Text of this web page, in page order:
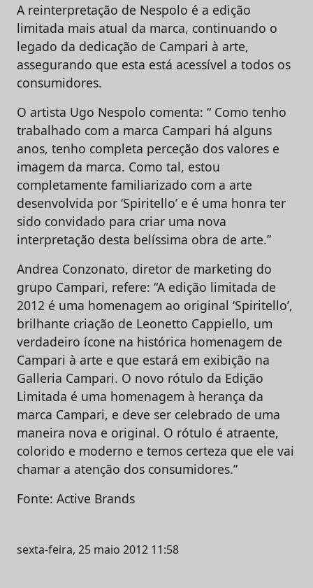
A reinterpretação de Nespolo é a edição
limitada mais atual da marca, continuando o
legado da dedicação de Campari à arte,
assegurando que esta está acessível a todos os
consumidores.
O artista Ugo Nespolo comenta: “ Como tenho
trabalhado com a marca Campari há alguns
anos, tenho completa perceção dos valores e
imagem da marca. Como tal, estou
completamente familiarizado com a arte
desenvolvida por ‘Spiritello’ e é uma honra ter
sido convidado para criar uma nova
interpretação desta belíssima obra de arte.”
Andrea Conzonato, diretor de marketing do
grupo Campari, refere: “A edição limitada de
2012 é uma homenagem ao original ‘Spiritello’,
brilhante criação de Leonetto Cappiello, um
verdadeiro ícone na histórica homenagem de
Campari à arte e que estará em exibição na
Galleria Campari. O novo rótulo da Edição
Limitada é uma homenagem à herança da
marca Campari, e deve ser celebrado de uma
maneira nova e original. O rótulo é atraente,
colorido e moderno e temos certeza que ele vai
chamar a atenção dos consumidores.”
Fonte: Active Brands
sexta-feira, 25 maio 2012 11:58